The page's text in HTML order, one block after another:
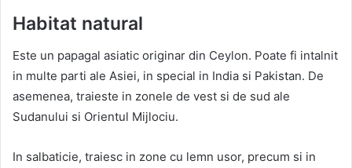
Habitat natural
Este un papagal asiatic originar din Ceylon. Poate fi intalnit
in multe parti ale Asiei, in special in India si Pakistan. De
asemenea, traieste in zonele de vest si de sud ale
Sudanului si Orientul Mijlociu.
In salbaticie, traiesc in zone cu lemn usor, precum si in